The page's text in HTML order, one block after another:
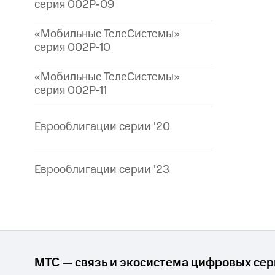
серия 002P-09
«Мобильные ТелеСистемы»
серия 002P-10
«Мобильные ТелеСистемы»
серия 002P-11
Еврооблигации серии '20
Еврооблигации серии '23
МТС — связь и экосистема цифровых